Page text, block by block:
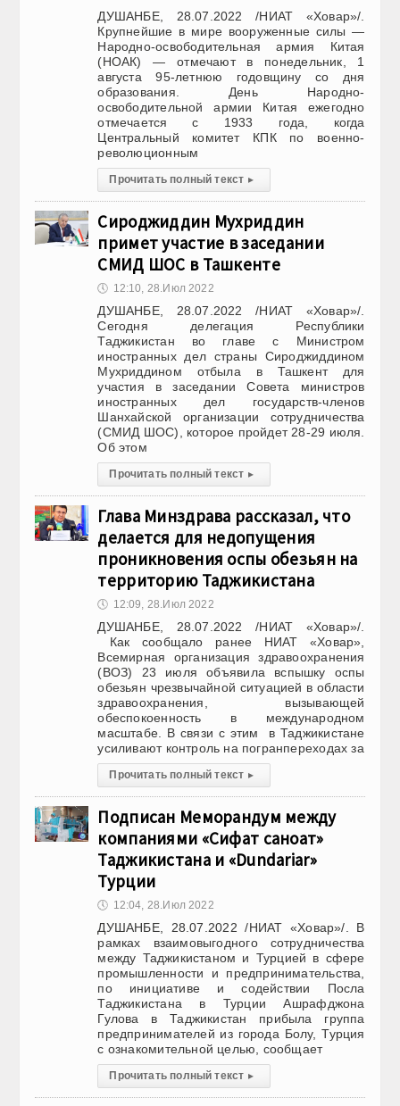
ДУШАНБЕ, 28.07.2022 /НИАТ «Ховар»/.
Крупнейшие в мире вооруженные силы —
Народно-освободительная армия Китая
(НОАК) — отмечают в понедельник, 1
августа 95-летнюю годовщину со дня
образования. День Народно-
освободительной армии Китая ежегодно
отмечается с 1933 года, когда
Центральный комитет КПК по военно-
революционным
Прочитать полный текст ▸
Сироджиддин Мухриддин
примет участие в заседании
СМИД ШОС в Ташкенте
🕔 12:10, 28.Июл 2022
ДУШАНБЕ, 28.07.2022 /НИАТ «Ховар»/.
Сегодня делегация Республики
Таджикистан во главе с Министром
иностранных дел страны Сироджиддином
Мухриддином отбыла в Ташкент для
участия в заседании Совета министров
иностранных дел государств-членов
Шанхайской организации сотрудничества
(СМИД ШОС), которое пройдет 28-29 июля.
Об этом
Прочитать полный текст ▸
Глава Минздрава рассказал, что
делается для недопущения
проникновения оспы обезьян на
территорию Таджикистана
🕔 12:09, 28.Июл 2022
ДУШАНБЕ, 28.07.2022 /НИАТ «Ховар»/.
Как сообщало ранее НИАТ «Ховар»,
Всемирная организация здравоохранения
(ВОЗ) 23 июля объявила вспышку оспы
обезьян чрезвычайной ситуацией в области
здравоохранения, вызывающей
обеспокоенность в международном
масштабе. В связи с этим в Таджикистане
усиливают контроль на погранпереходах за
Прочитать полный текст ▸
Подписан Меморандум между
компаниями «Сифат саноат»
Таджикистана и «Dundariar»
Турции
🕔 12:04, 28.Июл 2022
ДУШАНБЕ, 28.07.2022 /НИАТ «Ховар»/. В
рамках взаимовыгодного сотрудничества
между Таджикистаном и Турцией в сфере
промышленности и предпринимательства,
по инициативе и содействии Посла
Таджикистана в Турции Ашрафджона
Гулова в Таджикистан прибыла группа
предпринимателей из города Болу, Турция
с ознакомительной целью, сообщает
Прочитать полный текст ▸